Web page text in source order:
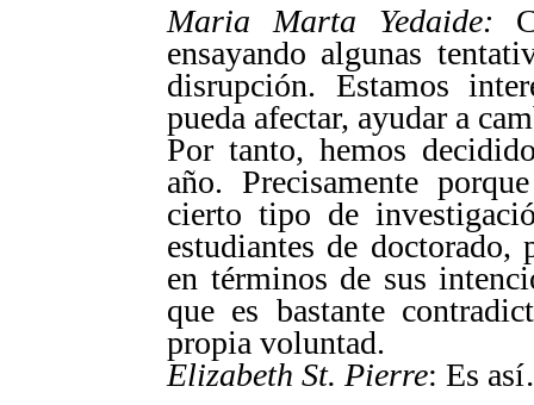
Maria Marta Yedaide:
ensayando algunas
disrupción. Estamos
pueda afectar, ayudar a
Por tanto, hemos
año. Precisamente
cierto tipo de
estudiantes de
en términos de sus
que es bastante
propia voluntad.
Elizabeth St. Pierre: Es